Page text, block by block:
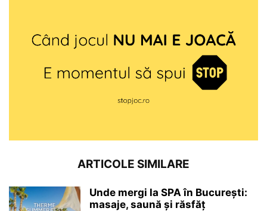
ARTICOLE SIMILARE
Unde mergi la SPA în București:
masaje, saună și răsfăț